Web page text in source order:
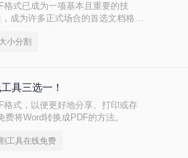
式已成为一项基本且重要的技
成为许多正式场合的首选文档格
小分割
具三选一！
式，以便更好地分享、打印或存
将Word转换成PDF的方法。
工具在线免费